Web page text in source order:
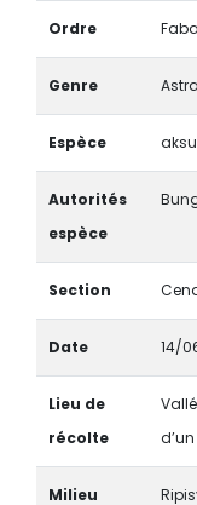
Ordre
Genre
Espèce
Autorités
espèce
Section
Date 14/
Lieu de
récolte
Milieu